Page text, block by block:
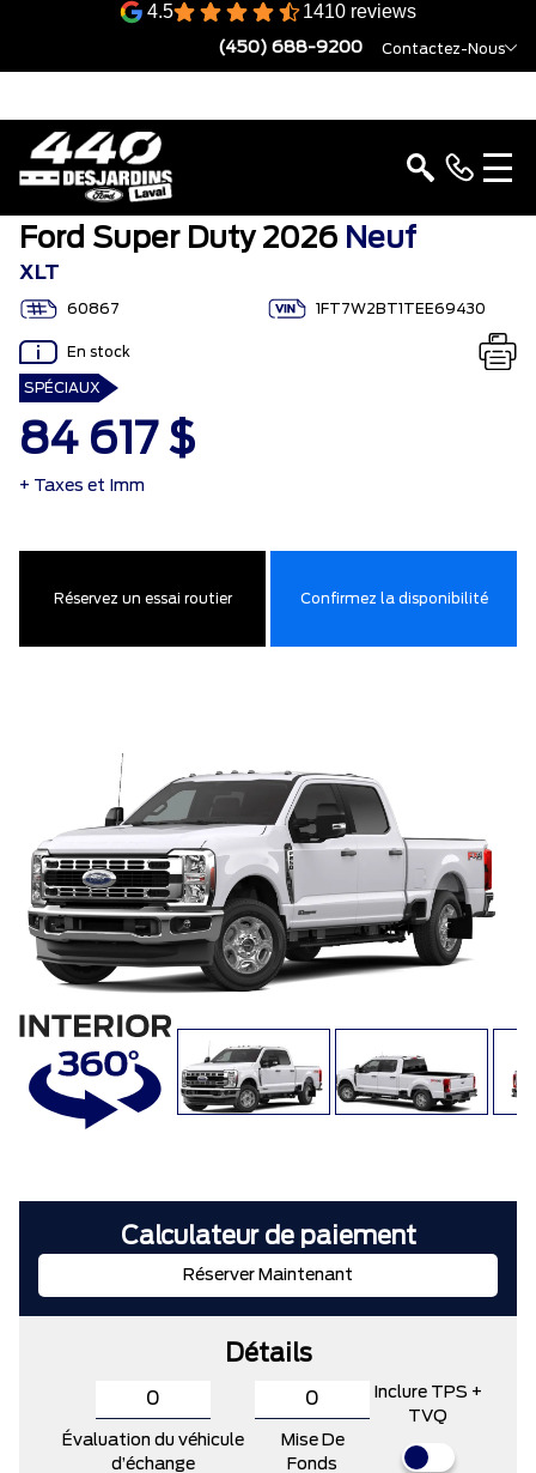
4.5 1410 reviews
(450) 688-9200 Contactez-Nous
Ford Super Duty 2026 Neuf
XLT
60867 1FT7W2BT1TEE69430
En stock
SPÉCIAUX
84 617 $
+ Taxes et Imm
Réservez un essai routier Confirmez la disponibilité
Calculateur de paiement
Réserver Maintenant
Détails
Évaluation du véhicule
d’échange
Mise De
Fonds
Inclure TPS +
TVQ